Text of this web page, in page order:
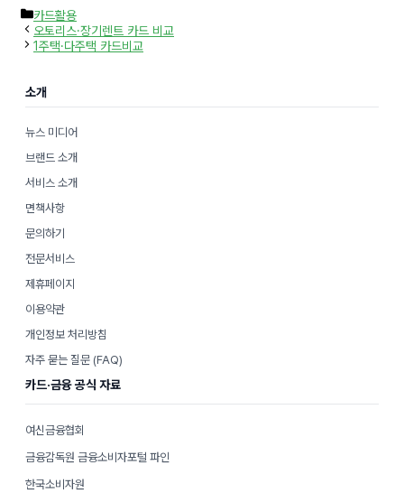
카
테
고
리
카드활용
오토리스·장기렌트 카드 비교
1주택·다주택 카드비교
소개
뉴스 미디어
브랜드 소개
서비스 소개
면책사항
문의하기
전문서비스
제휴페이지
이용약관
개인정보 처리방침
자주 묻는 질문 (FAQ)
카드·금융 공식 자료
여신금융협회
금융감독원 금융소비자포털 파인
한국소비자원